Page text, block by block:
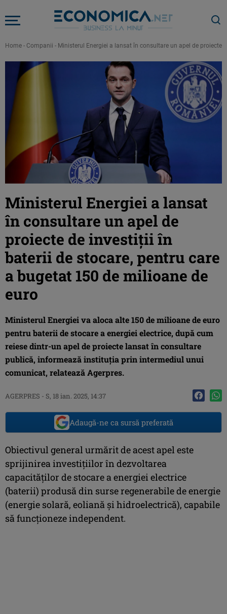
Home - Companii - Ministerul Energiei a lansat în consultare un apel de
Ministerul Energiei a lansat
în consultare un apel de
proiecte de investiții în
baterii de stocare, pentru care
a bugetat 150 de milioane de
euro
Ministerul Energiei va aloca alte 150 de milioane de euro
pentru baterii de stocare a energiei electrice, după cum
reiese dintr-un apel de proiecte lansat în consultare
publică, informează instituția prin intermediul unui
comunicat, relatează Agerpres.
AGERPRES - S, 18 ian. 2025, 14:37
Adaugă-ne ca sursă preferată
Obiectivul general urmărit de acest apel este
sprijinirea investiţiilor în dezvoltarea
capacităţilor de stocare a energiei electrice
(baterii) produsă din surse regenerabile de energie
(energie solară, eoliană şi hidroelectrică), capabile
să funcţioneze independent.